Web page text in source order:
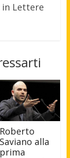
in Lettere
Roberto
Saviano alla
prima